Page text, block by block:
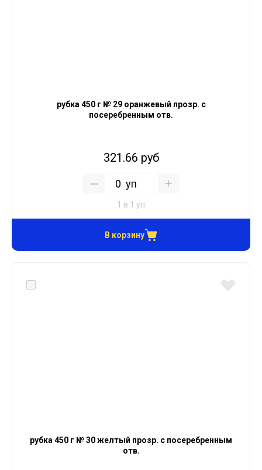
рубка 450 г № 29 оранжевый прозр. с
посеребренным отв.
321.66 руб
уп
1 в 1 уп
В корзину
рубка 450 г № 30 желтый прозр. с посеребренным
отв.